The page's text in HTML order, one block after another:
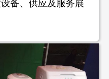
备、供应及服务展